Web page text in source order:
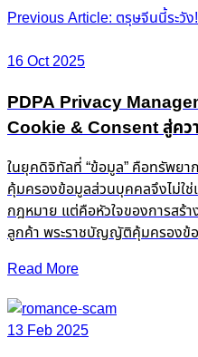
Post
navigation
Previous Article: ตรุษจีนนี้ระวั
16 Oct 2025
PDPA Privacy
Cookie & Consent สู่คว
ในยุคดิจิทัลที่ “ข้อมูล” คือทรัพย
คุ้มครองข้อมูลส่วนบุคคลจึงไม่ใ
กฎหมาย แต่คือหัวใจของการสร้า
ลูกค้า พระราชบัญญัติคุ้มครอง
Read More
13 Feb 2025